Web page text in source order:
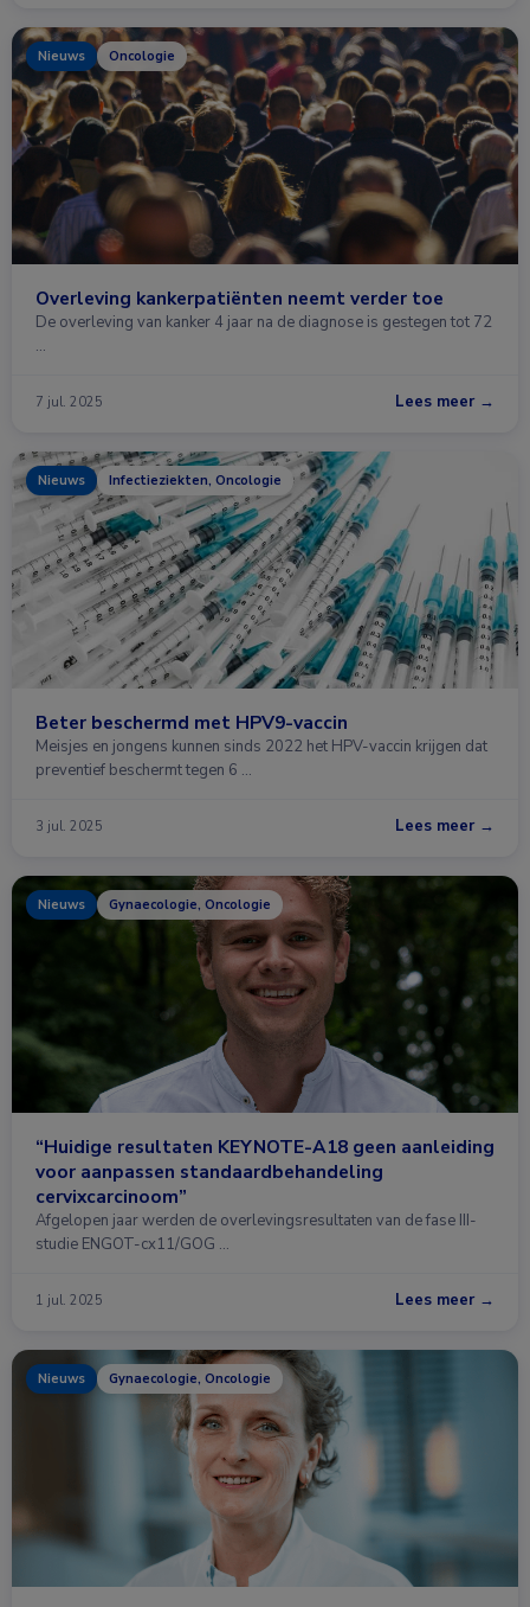
Nieuws Oncologie
Overleving kankerpatiënten neemt verder toe
De overleving van kanker 4 jaar na de diagnose is gestegen tot 72
…
7 jul. 2025 Lees meer →
Nieuws Infectieziekten, Oncologie
Beter beschermd met HPV9-vaccin
Meisjes en jongens kunnen sinds 2022 het HPV-vaccin krijgen dat
preventief beschermt tegen 6 …
3 jul. 2025 Lees meer →
Nieuws Gynaecologie, Oncologie
“Huidige resultaten KEYNOTE-A18 geen aanleiding
voor aanpassen standaardbehandeling
cervixcarcinoom”
Afgelopen jaar werden de overlevingsresultaten van de fase III-
studie ENGOT-cx11/GOG …
1 jul. 2025 Lees meer →
Nieuws Gynaecologie, Oncologie